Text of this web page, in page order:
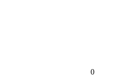
0